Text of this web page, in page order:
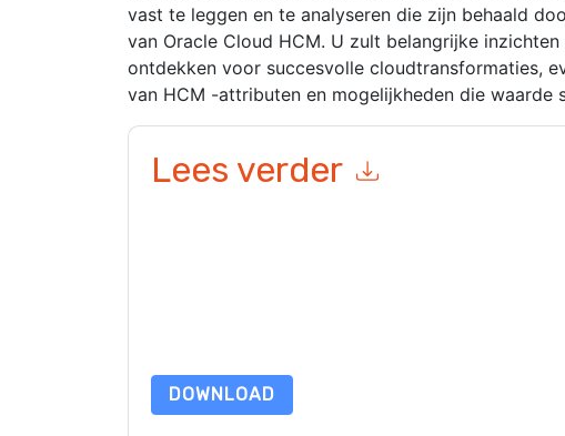
vast te leggen en te analyseren die zijn behaald
van Oracle Cloud HCM. U zult belangrijke
ontdekken voor succesvolle cloudtransformaties,
van HCM -attributen en mogelijkheden die waarde
Lees verder
DOWNLOAD